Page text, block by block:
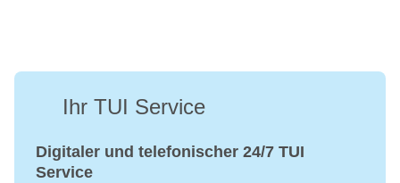
Ihr TUI Service
Digitaler und telefonischer 24/7 TUI
Service